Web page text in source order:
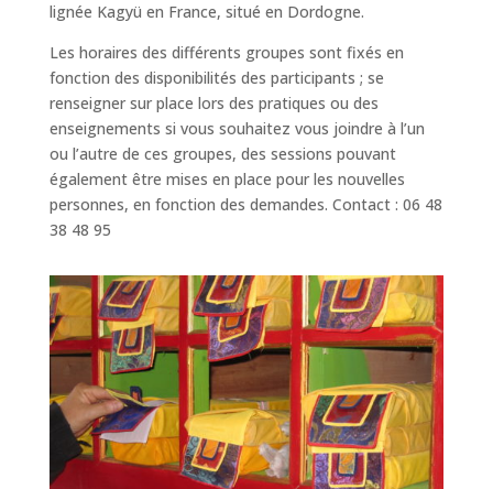
lignée Kagyü en France, situé en Dordogne.
Les horaires des différents groupes sont fixés en
fonction des disponibilités des participants ; se
renseigner sur place lors des pratiques ou des
enseignements si vous souhaitez vous joindre à l’un
ou l’autre de ces groupes, des sessions pouvant
également être mises en place pour les nouvelles
personnes, en fonction des demandes. Contact : 06 48
38 48 95